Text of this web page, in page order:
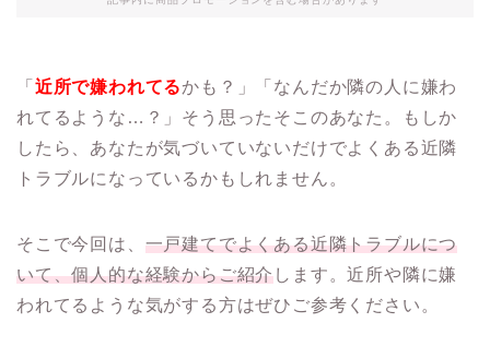
「 近所で嫌われてるかも？」「なんだか隣の人に嫌わ
れてるような…？」そう思ったそこのあなた。もしか
したら、あなたが気づいていないだけでよくある近隣
トラブルになっているかもしれません。
そこで今回は、 一戸建てでよくある近隣トラブルにつ
いて、個人的な経験からご紹介します。近所や隣に嫌
われてるような気がする方はぜひご参考ください。